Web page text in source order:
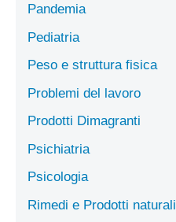
Pandemia
Pediatria
Peso e struttura fisica
Problemi del lavoro
Prodotti Dimagranti
Psichiatria
Psicologia
Rimedi e Prodotti naturali